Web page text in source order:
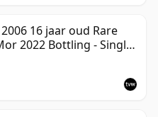
16 jaar oud Rare
2022 Bottling - Single